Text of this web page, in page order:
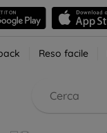
Reso facile